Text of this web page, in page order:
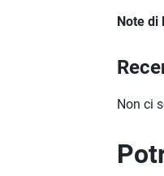
Note di
Non ci